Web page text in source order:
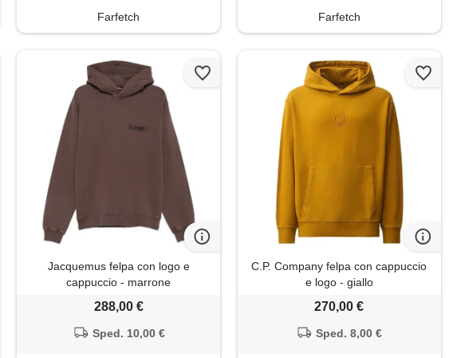
Farfetch Farfetch
Jacquemus felpa con logo e
cappuccio - marrone
288,00 €
Sped. 10,00 €
C.P. Company felpa con cappuccio
e logo - giallo
270,00 €
Sped. 8,00 €